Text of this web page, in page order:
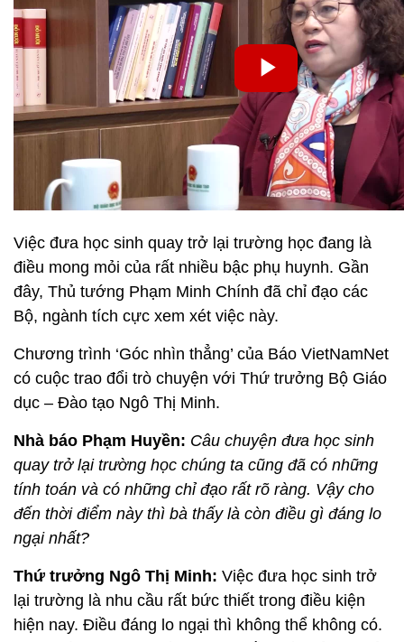
Việc đưa học sinh quay trở lại trường học đang là
điều mong mỏi của rất nhiều bậc phụ huynh. Gần
đây, Thủ tướng Phạm Minh Chính đã chỉ đạo các
Bộ, ngành tích cực xem xét việc này.
Chương trình ‘Góc nhìn thẳng’ của Báo VietNamNet
có cuộc trao đổi trò chuyện với Thứ trưởng Bộ Giáo
dục – Đào tạo Ngô Thị Minh.
Nhà báo Phạm Huyền: Câu chuyện đưa học sinh
quay trở lại trường học chúng ta cũng đã có những
tính toán và có những chỉ đạo rất rõ ràng. Vậy cho
đến thời điểm này thì bà thấy là còn điều gì đáng lo
ngại nhất?
Thứ trưởng Ngô Thị Minh: Việc đưa học sinh trở
lại trường là nhu cầu rất bức thiết trong điều kiện
hiện nay. Điều đáng lo ngại thì không thể không có.